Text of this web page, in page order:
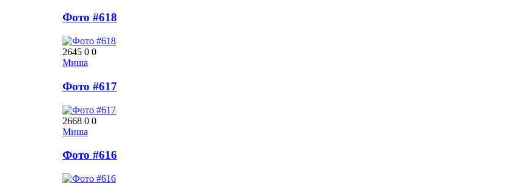
Фото #618
2645 0 0
Миша
Фото #617
2668 0 0
Миша
Фото #616